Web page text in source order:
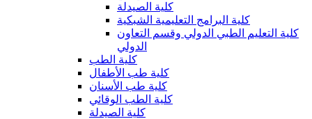
كلية الصيدلة
كلية البرامج التعليمية الشبكية
كلية التعليم الطبي الدولي وقسم التعاون
الدولي
كلية الطب
كلية طب الأطفال
كلية طب الأسنان
كلية الطب الوقائي
كلية الصيدلة